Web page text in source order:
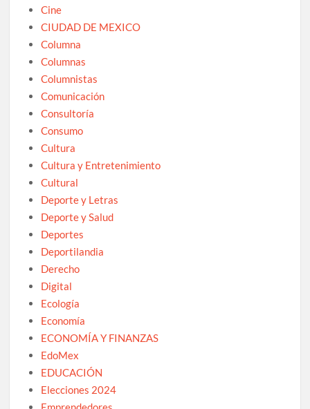
Cine
CIUDAD DE MEXICO
Columna
Columnas
Columnistas
Comunicación
Consultoría
Consumo
Cultura
Cultura y Entretenimiento
Cultural
Deporte y Letras
Deporte y Salud
Deportes
Deportilandia
Derecho
Digital
Ecología
Economía
ECONOMÍA Y FINANZAS
EdoMex
EDUCACIÓN
Elecciones 2024